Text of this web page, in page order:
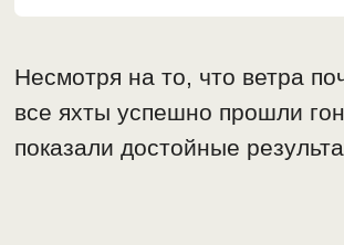
Несмотря на то, что ветра
все яхты успешно прошли
показали достойные